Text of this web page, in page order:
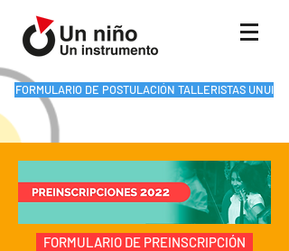
FORMULARIO DE POSTULACIÓN TALLERISTAS UNUI
FORMULARIO DE PREINSCRIPCIÓN